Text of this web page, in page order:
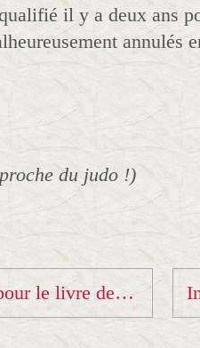
il y a deux ans
annulés
du judo !)
"Coup de Coeur" pour le livre de Clarisse... !!!!